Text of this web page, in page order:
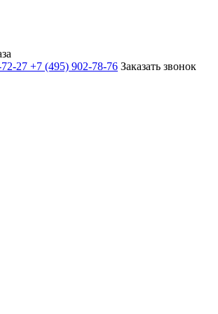
27 +7 (495) 902-78-76 Заказать звонок